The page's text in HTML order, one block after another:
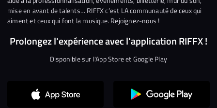
mise en avant de talents… RIFFX c’est LA communauté de ceux qui
aiment et ceux qui font la musique. Rejoignez-nous !
Prolongez l'expérience avec l'application RIFFX !
Disponible sur l'App Store et Google Play